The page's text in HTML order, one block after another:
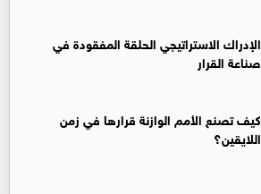
الإدراك الاستراتيجي الحلقة المفقودة في
صناعة القرار
كيف تصنع الأمم الوازنة قرارها في زمن
اللايقين؟